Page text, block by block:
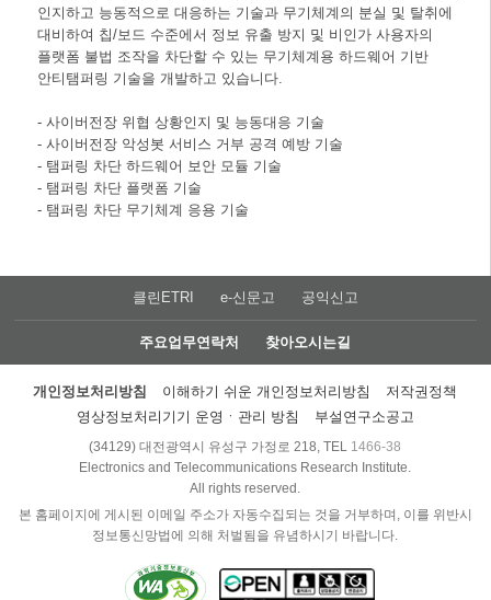
인지하고 능동적으로 대응하는 기술과 무기체계의 분실 및 탈취에
대비하여 칩/보드 수준에서 정보 유출 방지 및 비인가 사용자의
플랫폼 불법 조작을 차단할 수 있는 무기체계용 하드웨어 기반
안티탬퍼링 기술을 개발하고 있습니다.
- 사이버전장 위협 상황인지 및 능동대응 기술
- 사이버전장 악성봇 서비스 거부 공격 예방 기술
- 탬퍼링 차단 하드웨어 보안 모듈 기술
- 탬퍼링 차단 플랫폼 기술
- 탬퍼링 차단 무기체계 응용 기술
클린ETRI e-신문고 공익신고
주요업무연락처 찾아오시는길
개인정보처리방침 이해하기 쉬운 개인정보처리방침
저작권정책
영상정보처리기기 운영ㆍ관리 방침
부설연구소공고
(34129) 대전광역시 유성구 가정로 218, TEL 1466-38
Electronics and Telecommunications Research Institute.
All rights reserved.
본 홈페이지에 게시된 이메일 주소가 자동수집되는 것을 거부하며, 이를 위반시
정보통신망법에 의해 처벌됨을 유념하시기 바랍니다.